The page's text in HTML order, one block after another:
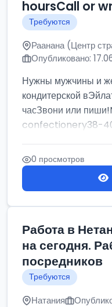
hoursCall or
Требуются
Раанана (Центр
Опубликовано:
Нужны мужчины и
кондитерской
часЗвони или
confectionery38-
0 просмотров
Работа в
на сегодня.
посредников
Требуются
Натания